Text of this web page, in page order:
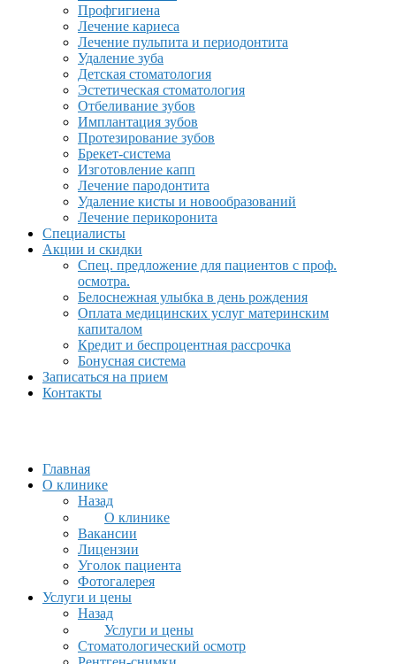
Профгигиена
Лечение кариеса
Лечение пульпита и периодонтита
Удаление зуба
Детская стоматология
Эстетическая стоматология
Отбеливание зубов
Имплантация зубов
Протезирование зубов
Брекет-система
Изготовление капп
Лечение пародонтита
Удаление кисты и новообразований
Лечение перикоронита
Специалисты
Акции и скидки
Спец. предложение для пациентов с проф.
осмотра.
Белоснежная улыбка в день рождения
Оплата медицинских услуг материнским
капиталом
Кредит и беспроцентная рассрочка
Бонусная система
Записаться на прием
Контакты
Главная
О клинике
Назад
О клинике
Вакансии
Лицензии
Уголок пациента
Фотогалерея
Услуги и цены
Назад
Услуги и цены
Стоматологический осмотр